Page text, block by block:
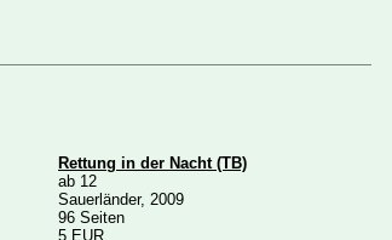
Rettung in der Nacht (TB)
ab 12
Sauerländer, 2009
96 Seiten
5 EUR